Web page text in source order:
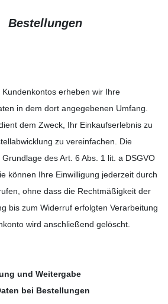
Bestellungen
erheben wir Ihre
in dem dort angegebenen Umfang.
dem Zweck, Ihr Einkaufserlebnis zu
zu vereinfachen. Die
des Art. 6 Abs. 1 lit. a DSGVO
können Ihre Einwilligung jederzeit durch
ohne dass die Rechtmäßigkeit der
bis zum Widerruf erfolgten Verarbeitung
wird anschließend gelöscht.
und Weitergabe
bei Bestellungen